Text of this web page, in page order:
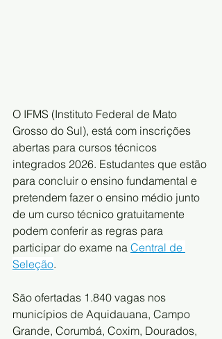
O IFMS (Instituto Federal de Mato
Grosso do Sul), está com inscrições
abertas para cursos técnicos
integrados 2026. Estudantes que estão
para concluir o ensino fundamental e
pretendem fazer o ensino médio junto
de um curso técnico gratuitamente
podem conferir as regras para
participar do exame na Central de
Seleção.
São ofertadas 1.840 vagas nos
municípios de Aquidauana, Campo
Grande, Corumbá, Coxim, Dourados,